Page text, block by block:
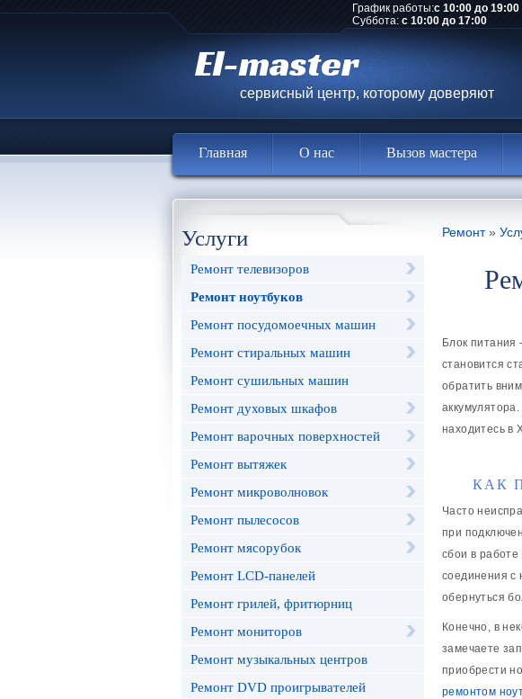
El-master
сервисный центр, которому доверяют
График работы:с 10:00 до 19:00
Суббота: с 10:00 до 17:00
Главная О нас Вызов мастера
Услуги
Ремонт телевизоров
Ремонт ноутбуков
Ремонт посудомоечных машин
Ремонт стиральных машин
Ремонт сушильных машин
Ремонт духовых шкафов
Ремонт варочных поверхностей
Ремонт вытяжек
Ремонт микроволновок
Ремонт пылесосов
Ремонт мясорубок
Ремонт LCD-панелей
Ремонт грилей, фритюрниц
Ремонт мониторов
Ремонт музыкальных центров
Ремонт DVD проигрывателей
Ремонт»
Блок питания
становится
обратить
находитесь в
КАК
Часто
при
сбои в работе
соединения с
обернуться
Конечно, в
замечаете
приобрести
ремонтом